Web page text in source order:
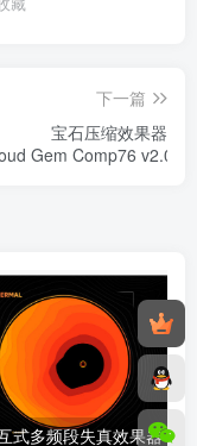
下一篇
宝石压缩效果器
Gem Comp76 v2.0.8